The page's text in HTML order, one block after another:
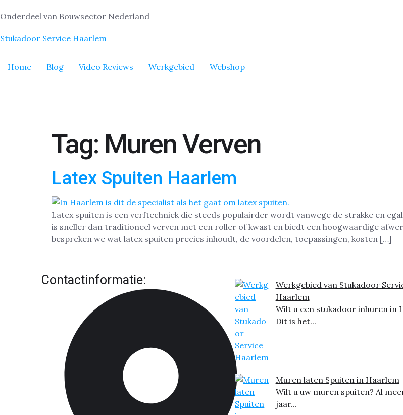
Onderdeel van Bouwsector Nederland
Stukadoor Service Haarlem
Home Blog Video Reviews Werkgebied Webshop
Tag: Muren Verven
Latex Spuiten Haarlem
Latex spuiten is een verftechniek die steeds populairder wordt vanwege de strakke en
is sneller dan traditioneel verven met een roller of kwast en biedt een hoogwaardige
bespreken we wat latex spuiten precies inhoudt, de voordelen, toepassingen, kosten […]
Contactinformatie:
Werkgebied van Stukadoor
Haarlem
Wilt u een stukadoor inhuren in
Dit is het...
Muren laten Spuiten in Haarlem
Wilt u uw muren spuiten? Al
jaar...